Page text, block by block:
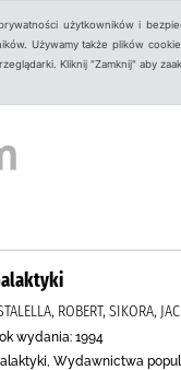
użytkowników i
Używamy także plików
Kliknij "Zamknij" aby
ROBERT, SIKORA,
wydania: 1994
Wydawnictwa